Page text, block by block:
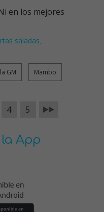
en los mejores
saladas,
GM Mambo
4 5
App